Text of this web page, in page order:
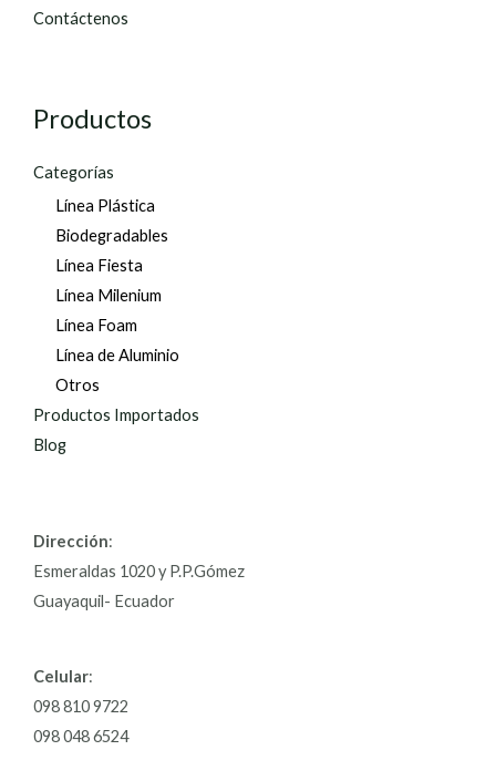
Contáctenos
Productos
Categorías
Línea Plástica
Biodegradables
Línea Fiesta
Línea Milenium
Línea Foam
Línea de Aluminio
Otros
Productos Importados
Blog
Dirección:
Esmeraldas 1020 y P.P.Gómez
Guayaquil- Ecuador
Celular:
098 810 9722
098 048 6524